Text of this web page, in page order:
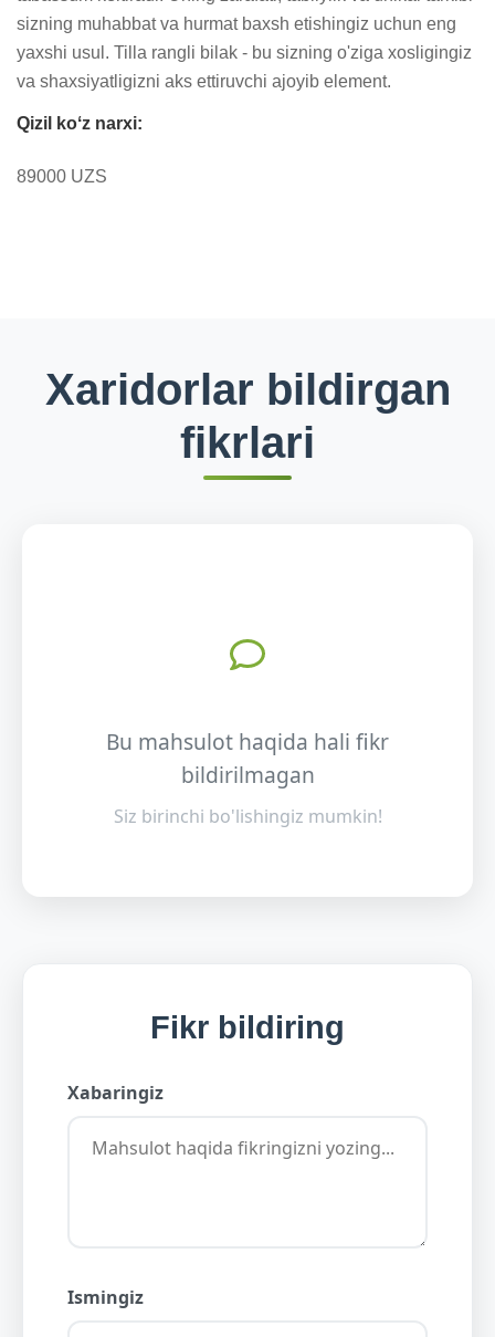
sizning muhabbat va hurmat baxsh etishingiz uchun eng
yaxshi usul. Tilla rangli bilak - bu sizning o'ziga xosligingiz
va shaxsiyatligizni aks ettiruvchi ajoyib element.
Qizil koʻz narxi:
89000 UZS
Xaridorlar bildirgan
fikrlari
Bu mahsulot haqida hali fikr
bildirilmagan
Siz birinchi bo'lishingiz mumkin!
Fikr bildiring
Xabaringiz
Ismingiz